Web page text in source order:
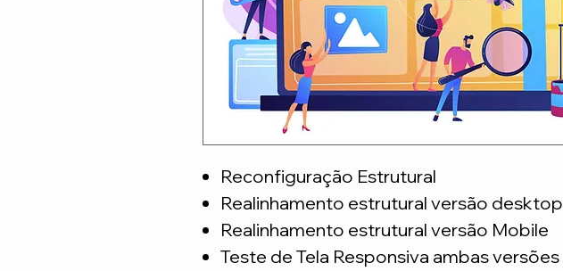
Reconfiguração Estrutural
Realinhamento estrutural versão desktop
Realinhamento estrutural versão Mobile
Teste de Tela Responsiva ambas versões